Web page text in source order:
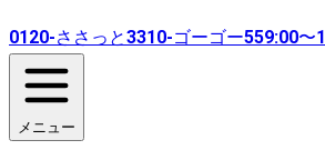
0120-ささっと3310-ゴーゴー559:00〜
メニュー